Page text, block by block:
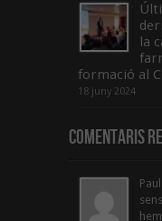
la
formació al
18 juny 2024
Comentaris